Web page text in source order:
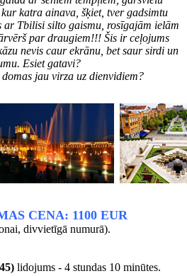
katra ainava, šķiet, tver gadsimtu
ar Tbilisi silto gaismu, rosīgajām ielām
par draugiem!!! Šis ir ceļojums
nevis caur ekrānu, bet saur sirdi un
Esiet gatavi?
jau virza uz dienvidiem?
CENA: 1100 EUR
divvietīgā numurā).
lidojums - 4 stundas 10 minūtes.